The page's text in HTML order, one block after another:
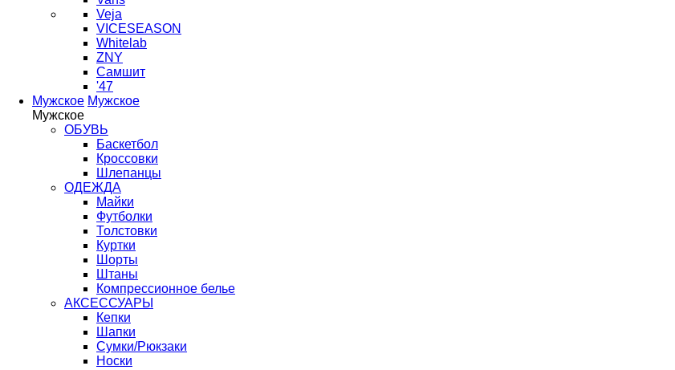
Veja
VICESEASON
Whitelab
ZNY
Самшит
'47
Мужское Мужское
Мужское
ОБУВЬ
Баскетбол
Кроссовки
Шлепанцы
ОДЕЖДА
Майки
Футболки
Толстовки
Куртки
Шорты
Штаны
Компрессионное белье
АКСЕССУАРЫ
Кепки
Шапки
Сумки/Рюкзаки
Носки